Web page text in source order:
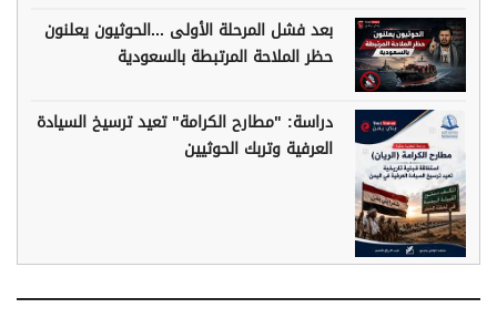
بعد فشل المرحلة الأولى ...الحوثيون يعلنون
حظر الملاحة المرتبطة بالسعودية
دراسة: "مطارح الكرامة" تعيد ترسيخ السيادة
العرفية وتربك الحوثيين